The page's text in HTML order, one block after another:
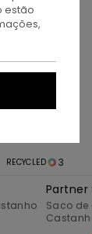
RECYCLED 3
Partner
Saco de
estão